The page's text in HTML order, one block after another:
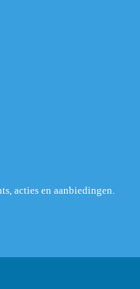
acties en aanbiedingen.